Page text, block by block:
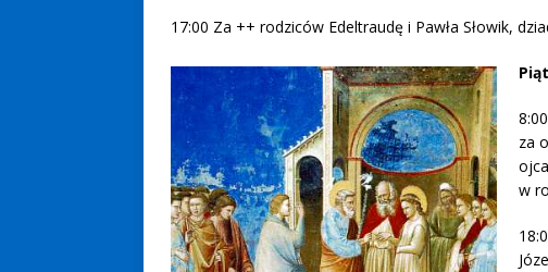
17:00 Za ++ rodziców Edeltraudę i Pawła Słowik,
za
w